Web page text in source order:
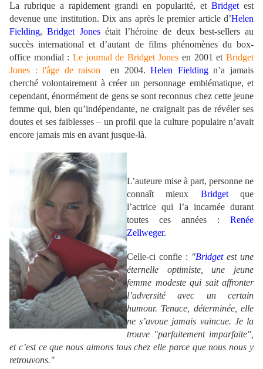
La rubrique a rapidement grandi en popularité, et Bridget est
devenue une institution. Dix ans après le premier article d’Helen
Fielding, Bridget Jones était l’héroïne de deux best-sellers au
succès international et d’autant de films phénomènes du box-
office mondial : Le journal de Bridget Jones en 2001 etBridget
Jones : l'âge de raison
en 2004. Helen Fieldingn’a jamais
cherché volontairement à créer un personnage emblématique, et
cependant, énormément de gens se sont reconnus chez cette jeune
femme qui, bien qu’indépendante, ne craignait pas de révéler ses
doutes et ses faiblesses – un profil que la culture populaire n’avait
encore jamais mis en avant jusque-là.
L’auteure mise à part, personne ne
connaît mieux Bridgetque
l’actrice qui l’a incarnée durant
toutes ces années : Renée
Zellweger.
Celle-ci confie : "Bridgetest une
éternelle optimiste, une jeune
femme modeste qui sait affronter
l’adversité avec un certain
humour. Tenace, déterminée, elle
ne s’avoue jamais vaincue. Je la
trouve "parfaitement imparfaite",
et c’est ce que nous aimons tous chez elle parce que nous nous y
retrouvons."